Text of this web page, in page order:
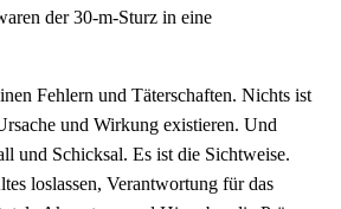
der 30-m-Sturz in eine
Fehlern und Täterschaften. Nichts ist
und Wirkung existieren. Und
und Schicksal. Es ist die Sichtweise.
loslassen, Verantwortung für das